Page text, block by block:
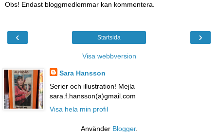
Obs! Endast bloggmedlemmar kan kommentera.
‹ ›
Startsida
Visa webbversion
Sara Hansson
Serier och illustration! Mejla
sara.f.hansson(a)gmail.com
Visa hela min profil
Använder Blogger.